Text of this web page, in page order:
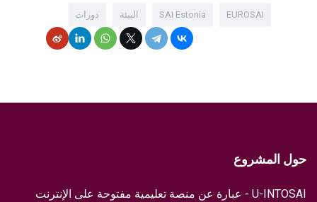
EUROSAI
SAI Estonia البيئة دورات
حول المشروع
U-INTOSAI - عبارة عن منصة تعليمية مفتوحة على الإنترنت